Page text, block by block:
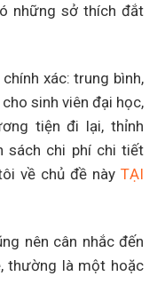
những sở thích đắt
xác: trung bình,
sinh viên đại học,
tiện đi lại, thỉnh
sách chi phí chi tiết
về chủ đề này TẠI
nên cân nhắc đến
thường là một hoặc